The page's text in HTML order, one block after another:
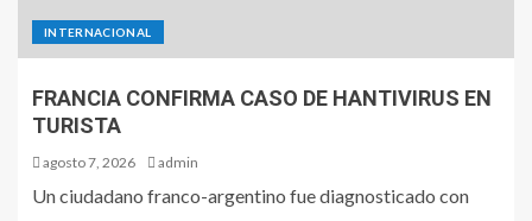
INTERNACIONAL
FRANCIA CONFIRMA CASO DE HANTIVIRUS EN
TURISTA
agosto 7, 2026 admin
Un ciudadano franco-argentino fue diagnosticado con